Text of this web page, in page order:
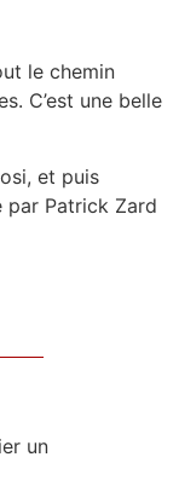
le chemin
C’est une belle
et puis
par Patrick Zard
un